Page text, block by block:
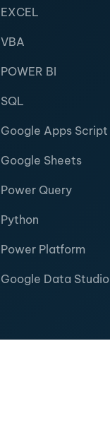
EXCEL
VBA
POWER BI
SQL
Google Apps Script
Google Sheets
Power Query
Python
Power Platform
Google Data Studio